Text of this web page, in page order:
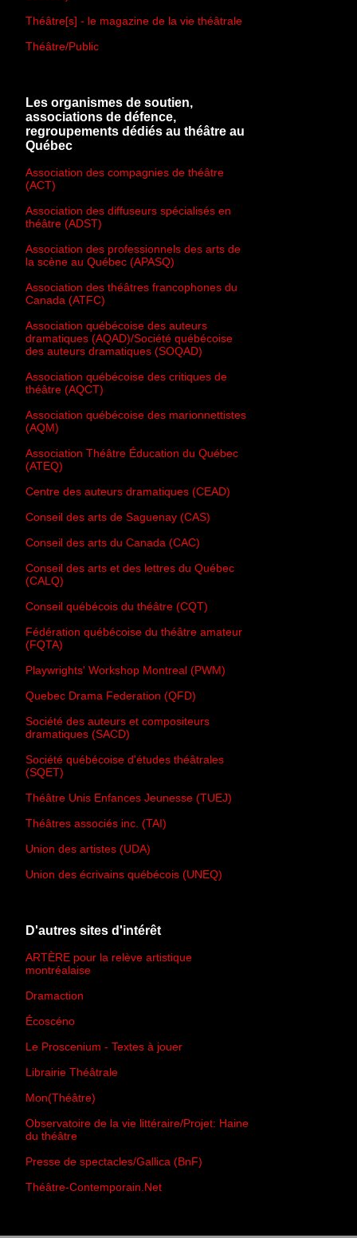
Théâtre[s] - le magazine de la vie théâtrale
Théâtre/Public
Les organismes de soutien,
associations de défence,
regroupements dédiés au théâtre au
Québec
Association des compagnies de théâtre
(ACT)
Association des diffuseurs spécialisés en
théâtre (ADST)
Association des professionnels des arts de
la scène au Québec (APASQ)
Association des théâtres francophones du
Canada (ATFC)
Association québécoise des auteurs
dramatiques (AQAD)/Société québécoise
des auteurs dramatiques (SOQAD)
Association québécoise des critiques de
théâtre (AQCT)
Association québécoise des marionnettistes
(AQM)
Association Théâtre Éducation du Québec
(ATEQ)
Centre des auteurs dramatiques (CEAD)
Conseil des arts de Saguenay (CAS)
Conseil des arts du Canada (CAC)
Conseil des arts et des lettres du Québec
(CALQ)
Conseil québécois du théâtre (CQT)
Fédération québécoise du théâtre amateur
(FQTA)
Playwrights' Workshop Montreal (PWM)
Quebec Drama Federation (QFD)
Société des auteurs et compositeurs
dramatiques (SACD)
Société québécoise d'études théâtrales
(SQET)
Théâtre Unis Enfances Jeunesse (TUEJ)
Théâtres associés inc. (TAI)
Union des artistes (UDA)
Union des écrivains québécois (UNEQ)
D'autres sites d'intérêt
ARTÈRE pour la relève artistique
montréalaise
Dramaction
Écoscéno
Le Proscenium - Textes à jouer
Librairie Théâtrale
Mon(Théâtre)
Observatoire de la vie littéraire/Projet: Haine
du théâtre
Presse de spectacles/Gallica (BnF)
Théâtre-Contemporain.Net